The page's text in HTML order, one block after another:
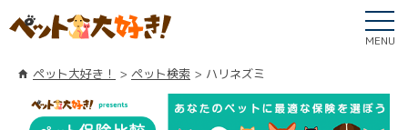
MENU
ペット大好き！ ペット検索 ハリネズミ